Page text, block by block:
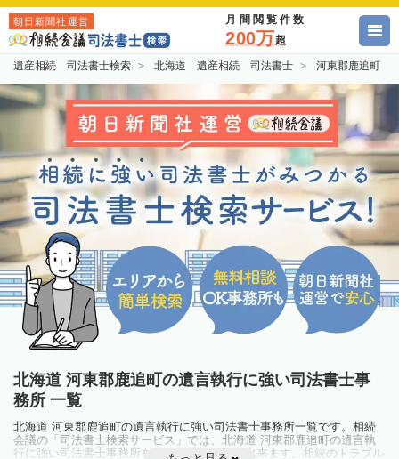
朝日新聞社運営 月間閲覧件数
200万超
遺産相続 司法書士検索 北海道 遺産相続 司法書士 河東郡鹿追町
北海道 河東郡鹿追町の遺言執行に強い司法書士事
務所 一覧
北海道 河東郡鹿追町の遺言執行に強い司法書士事務所一覧です。相続
会議の「司法書士検索サービス」では、北海道 河東郡鹿追町の遺言執
行に強い司法書士事務所を一覧で見ることが出来ます。相続のトラブル